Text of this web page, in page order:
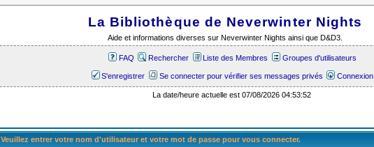
La Bibliothèque de Neverwinter Nights
Aide et informations diverses sur Neverwinter Nights ainsi que D&D3.
FAQ Rechercher Liste des Membres Groupes d'utilisateurs
S'enregistrer Se connecter pour vérifier ses messages privés Connexion
La date/heure actuelle est 07/08/2026 04:53:52
Veuillez entrer votre nom d'utilisateur et votre mot de passe pour vous connecter.